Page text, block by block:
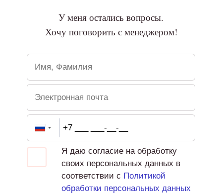
У меня остались вопросы.
Хочу поговорить с менеджером!
Я даю согласие на обработку
своих персональных данных в
соответствии с Политикой
обработки персональных данных